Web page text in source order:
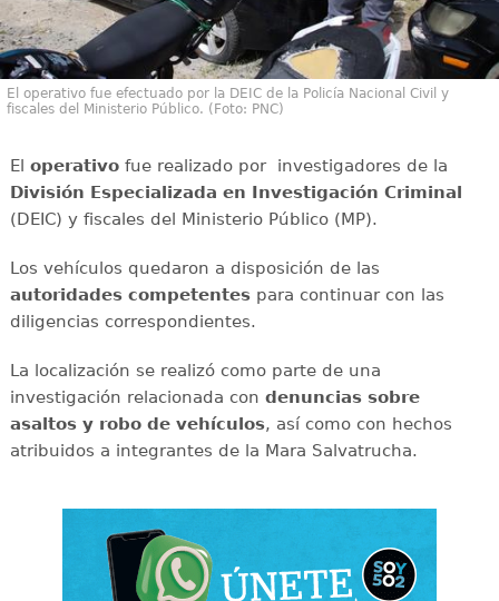
El operativo fue efectuado por la DEIC de la Policía Nacional Civil y
fiscales del Ministerio Público. (Foto: PNC)
El operativofue realizado por investigadores de la
División Especializada en Investigación Criminal
(DEIC) y fiscales del Ministerio Público (MP).
Los vehículos quedaron a disposición de las
autoridades competentespara continuar con las
diligencias correspondientes.
La localización se realizó como parte de una
investigación relacionada con denuncias sobre
asaltos y robo de vehículos, así como con hechos
atribuidos a integrantes de la Mara Salvatrucha.